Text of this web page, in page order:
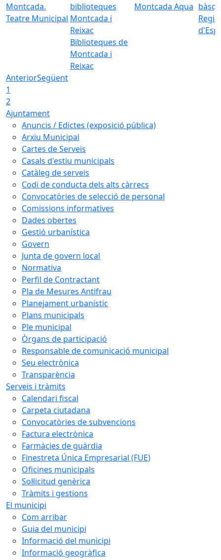
Teatre Municipal
Biblioteques de
Montcada i
Reixac
Montcada Aqua
AnteriorSegüent
1
2
Ajuntament
Anuncis / Edictes (exposició pública)
Arxiu Municipal
Cartes de Serveis
Casals d'estiu municipals
Catàleg de serveis
Codi de conducta dels alts càrrecs
Convocatòries de selecció de personal
Comissions informatives
Dades obertes
Gestió urbanística
Govern
Junta de govern local
Normativa
Perfil de Contractant
Pla de Mesures Antifrau
Planejament urbanístic
Plans municipals
Ple municipal
Òrgans de participació
Responsable de comunicació municipal
Seu electrònica
Transparència
Serveis i tràmits
Calendari fiscal
Carpeta ciutadana
Convocatòries de subvencions
Factura electrònica
Farmàcies de guàrdia
Finestreta Única Empresarial (FUE)
Oficines municipals
Sol·licitud genèrica
Tràmits i gestions
El municipi
Com arribar
Guia del municipi
Informació del municipi
Informació geogràfica